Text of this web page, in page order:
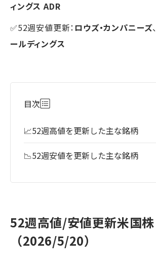
ィングス ADR
✅52週安値更新： ロウズ・カンパニーズ、
ールディングス
目次
📈52週高値を更新した主な銘柄
📉52週安値を更新した主な銘柄
52週高値/安値更新米国株
（2026/5/20）